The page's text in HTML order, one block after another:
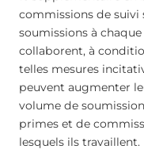
commissions de suivi
soumissions à
collaborent, à
telles mesures
peuvent augmenter
volume de
primes et de
lesquels ils travaillent.